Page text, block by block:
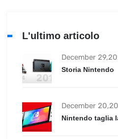
L'ultimo articolo
December
Storia Nintendo
December
Nintendo taglia